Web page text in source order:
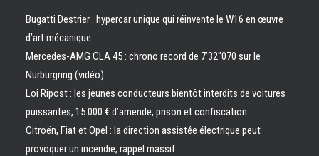
Bugatti Destrier : hypercar unique qui réinvente le W16 en œuvre
d’art mécanique
Mercedes-AMG CLA 45 : chrono record de 7’32″070 sur le
Nürburgring (vidéo)
Loi Ripost : les jeunes conducteurs bientôt interdits de voitures
puissantes, 15 000 € d’amende, prison et confiscation
Citroën, Fiat et Opel : la direction assistée électrique peut
provoquer un incendie, rappel massif